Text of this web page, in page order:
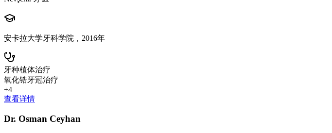
安卡拉大学牙科学院，2016年
牙种植体治疗
氧化锆牙冠治疗
+4
查看详情
Dr. Osman Ceyhan